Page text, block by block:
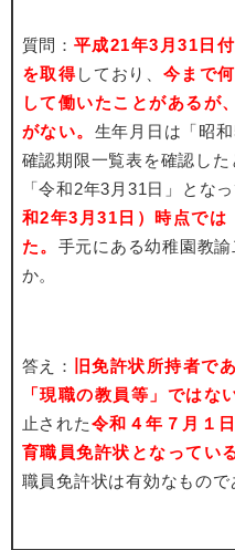
質問： 平成21年3月31日
を取得しており、 今まで
して働いたことがあるが
がない。 生年月日は「昭
確認期限一覧表を確認し
「令和2年3月31日」となっ
和2年3月31日）時点では
た。 手元にある幼稚園教
か。
答え：
旧免許状所持者で
「現職の教員等」ではな
止された令和４年７月１
育職員免許状となってい
職員免許状は有効なもので